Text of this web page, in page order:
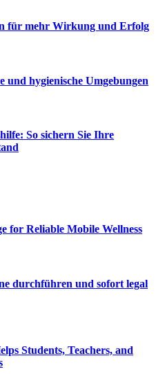
für mehr Wirkung und Erfolg
und hygienische Umgebungen
So sichern Sie Ihre
for Reliable Mobile Wellness
durchführen und sofort legal
Students, Teachers, and